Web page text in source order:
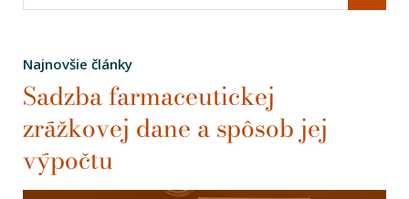
Najnovšie články
Sadzba farmaceutickej
zrážkovej dane a spôsob jej
výpočtu